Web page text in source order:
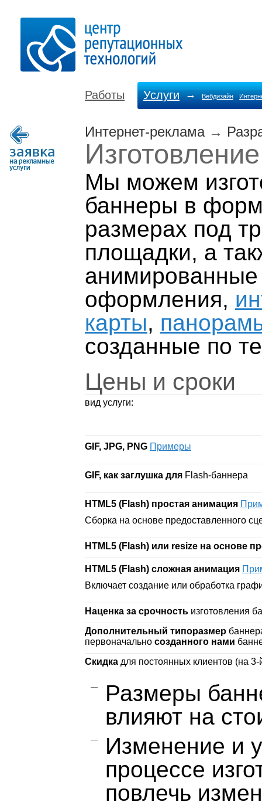
Работы Услуги → Вебдизайн
Интернет-реклама →
Мы можем
баннеры в
размерах под
площадки, а
оформления,
карты,
созданные по
Цены и сроки
вид услуги:
GIF, JPG, PNG Примеры
GIF, как заглушка для Flash-баннера
HTML5 (Flash) простая анимация
Сборка на основе предоставленного
HTML5 (Flash) или resize на основе
HTML5 (Flash) сложная анимация
Включает создание или обработка
Наценка за срочность изготовления
Дополнительный типоразмер
первоначально созданного нами
Скидка для постоянных клиентов (на
Размеры
влияют на
Изменение и
процессе
повлечь